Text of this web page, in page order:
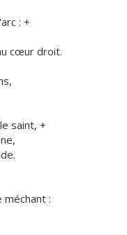
: +
cœur droit.
saint, +
: